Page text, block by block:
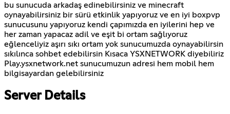
bu sunucuda arkadaş edinebilirsiniz ve minecraft
oynayabilirsiniz bir sürü etkinlik yapıyoruz ve en iyi boxpvp
sunucusunu yapıyoruz kendi çapımızda en iyilerini hep ve
her zaman yapacaz adil ve eşit bi ortam sağlıyoruz
eğlenceliyiz aşırı sıkı ortam yok sunucumuzda oynayabilirsin
sıkılınca sohbet edebilirsin Kısaca YSXNETWORK diyebiliriz
Play.ysxnetwork.net sunucumuzun adresi hem mobil hem
bilgisayardan gelebilirsiniz
Server Details